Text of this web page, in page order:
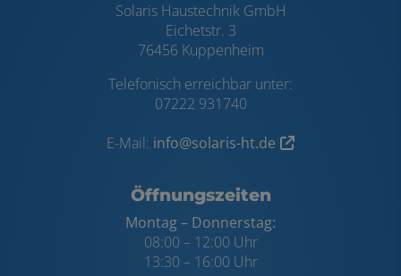
Solaris Haustechnik GmbH
Eichetstr. 3
76456 Kuppenheim
Telefonisch erreichbar unter:
07222 931740
E-Mail: info@solaris-ht.de
Öffnungszeiten
Montag – Donnerstag:
08:00 – 12:00 Uhr
13:30 – 16:00 Uhr